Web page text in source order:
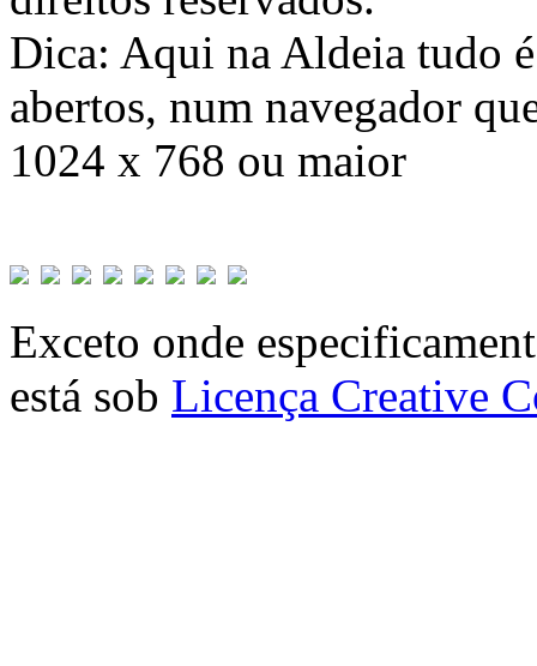
Dica: Aqui na Aldeia tudo
abertos, num navegador
1024 x 768 ou maior
Exceto onde
está sob Licença Creative